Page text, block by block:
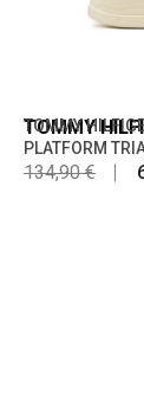
TOMMY
TOMMY
PLATFORM
134,90 €